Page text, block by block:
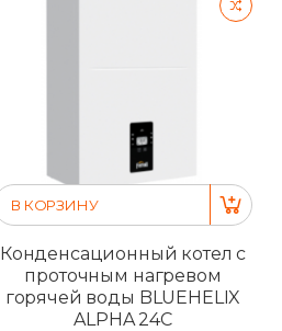
В КОРЗИНУ
Конденсационный котел с
проточным нагревом
горячей воды BLUEHELIX
ALPHA 24C